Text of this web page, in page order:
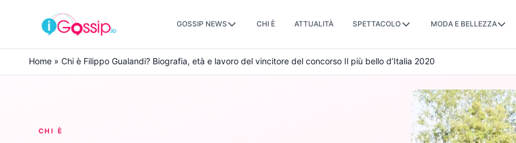
Skip to content
GOSSIP NEWS CHI È ATTUALITÀ SPETTACOLO MODA E BELLEZZA
Home » Chi è Filippo Gualandi? Biografia, età e lavoro del vincitore del concorso Il più bello d’Italia 2020
CHI È